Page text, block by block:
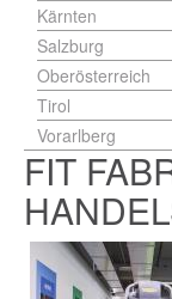
Kärnten
Salzburg
Oberösterreich
Tirol
Vorarlberg
FIT